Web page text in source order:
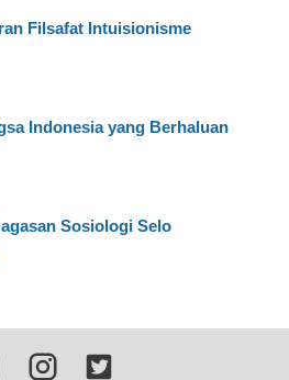
Filsafat Intuisionisme
Indonesia yang Berhaluan
Sosiologi Selo